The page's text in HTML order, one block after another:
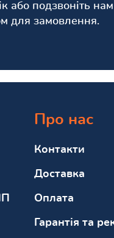
або подзвоніть нам
для замовлення.
Про нас
Контакти
Доставка
Оплата
Гарантія та